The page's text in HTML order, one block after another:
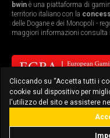
bwin è una piattaforma di
territorio italiano con la
delle Dogane e dei Monopoli -
maggiori informazioni consulta
bonus fino a
Cliccando su “Accetta tutti i
cookie sul dispositivo per
l'utilizzo del sito e assistere